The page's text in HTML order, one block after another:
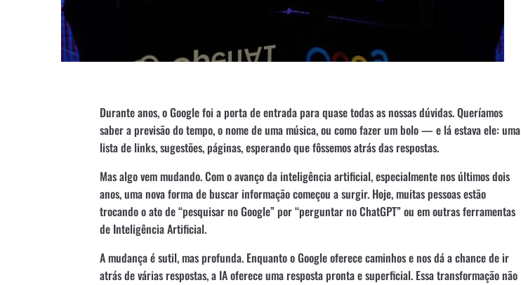
Durante anos, o Google foi a porta de entrada para quase todas as nossas dúvidas. Queríamos
saber a previsão do tempo, o nome de uma música, ou como fazer um bolo — e lá estava ele: uma
lista de links, sugestões, páginas, esperando que fôssemos atrás das respostas.
Mas algo vem mudando. Com o avanço da inteligência artificial, especialmente nos últimos dois
anos, uma nova forma de buscar informação começou a surgir. Hoje, muitas pessoas estão
trocando o ato de “pesquisar no Google” por “perguntar no ChatGPT” ou em outras ferramentas
de Inteligência Artificial.
A mudança é sutil, mas profunda. Enquanto o Google oferece caminhos e nos dá a chance de ir
atrás de várias respostas, a IA oferece uma resposta pronta e superficial. Essa transformação não